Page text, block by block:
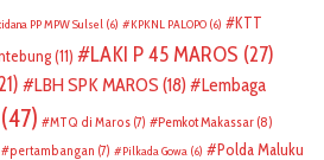
PP MPW Sulsel (6) KPKNL PALOPO (6)
KTT
(11) LAKI P 45 MAROS (27)
LBH SPK MAROS (18)
Lembaga
(47) MTQ di Maros (7) Pemkot Makassar (8)
pertambangan (7) Pilkada Gowa (6)
Polda Maluku